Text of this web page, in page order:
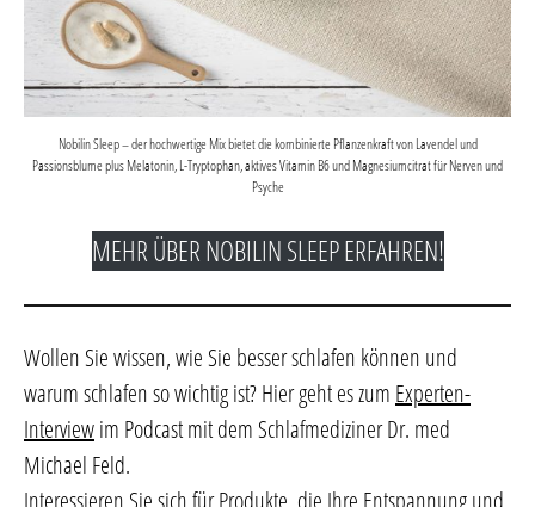
Nobilin Sleep – der hochwertige Mix bietet die kombinierte Pflanzenkraft von Lavendel und
Passionsblume plus Melatonin, L-Tryptophan, aktives Vitamin B6 und Magnesiumcitrat für Nerven und
Psyche
MEHR ÜBER NOBILIN SLEEP ERFAHREN!
Wollen Sie wissen, wie Sie besser schlafen können und
warum schlafen so wichtig ist? Hier geht es zum Experten-
Interviewim Podcast mit dem Schlafmediziner Dr. med
Michael Feld.
Interessieren Sie sich für Produkte, die Ihre Entspannung und